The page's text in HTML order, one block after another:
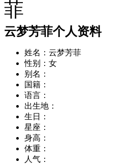
云梦芳菲个人资料
姓名： 云梦芳菲
性别： 女
别名：
国籍：
语言：
出生地：
生日：
星座：
身高：
体重：
人气：